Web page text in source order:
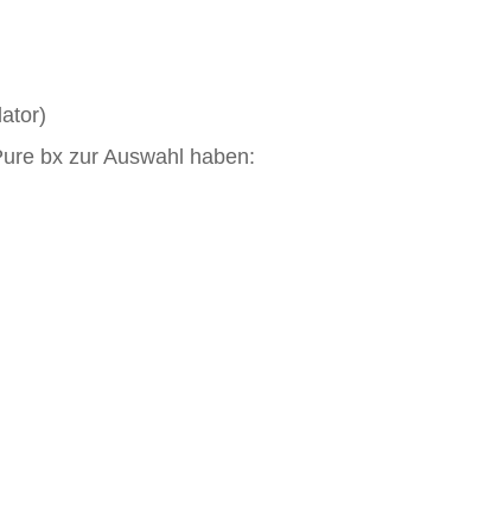
bx zur Auswahl haben: